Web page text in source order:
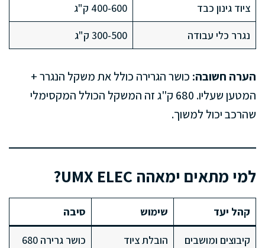
ציוד גינון כבד
400-600 ק"ג
נגרר כלי עבודה
300-500 ק"ג
הערה חשובה: כושר הגרירה כולל את משקל הנגרר +
המטען שעליו. 680 ק"ג זה המשקל הכולל המקסימלי
שהרכב יכול למשוך.
למי מתאים ימאהה UMX ELEC?
קהל יעד שימוש סיבה
קיבוצים ומושבים
הובלת ציוד
כושר גרירה 680